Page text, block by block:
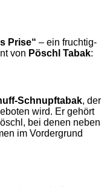
Prise“ – ein fruchtig-
von Pöschl Tabak:
Schnupftabak, der
wird. Er gehört
bei denen neben
im Vordergrund